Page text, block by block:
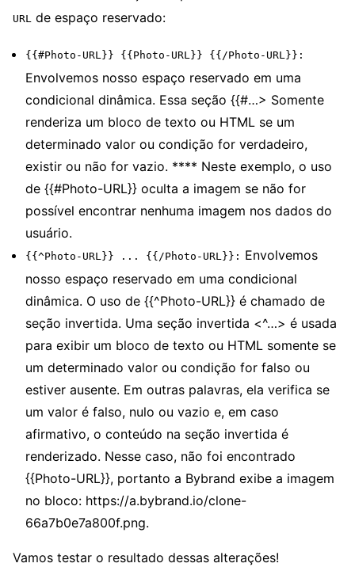
URL de espaço reservado:
{{#Photo-URL}} {{Photo-URL}} {{/Photo-URL}}:
Envolvemos nosso espaço reservado em uma
condicional dinâmica. Essa seção {{#…> Somente
renderiza um bloco de texto ou HTML se um
determinado valor ou condição for verdadeiro,
existir ou não for vazio. **** Neste exemplo, o uso
de {{#Photo-URL}} oculta a imagem se não for
possível encontrar nenhuma imagem nos dados do
usuário.
{{^Photo-URL}} ... {{/Photo-URL}}: Envolvemos
nosso espaço reservado em uma condicional
dinâmica. O uso de {{^Photo-URL}} é chamado de
seção invertida. Uma seção invertida <^…> é usada
para exibir um bloco de texto ou HTML somente se
um determinado valor ou condição for falso ou
estiver ausente. Em outras palavras, ela verifica se
um valor é falso, nulo ou vazio e, em caso
afirmativo, o conteúdo na seção invertida é
renderizado. Nesse caso, não foi encontrado
{{Photo-URL}}, portanto a Bybrand exibe a imagem
no bloco: https://a.bybrand.io/clone-
66a7b0e7a800f.png.
Vamos testar o resultado dessas alterações!